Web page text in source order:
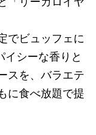
でビュッフェに
イシーな香りと
スを、バラエテ
に食べ放題で提